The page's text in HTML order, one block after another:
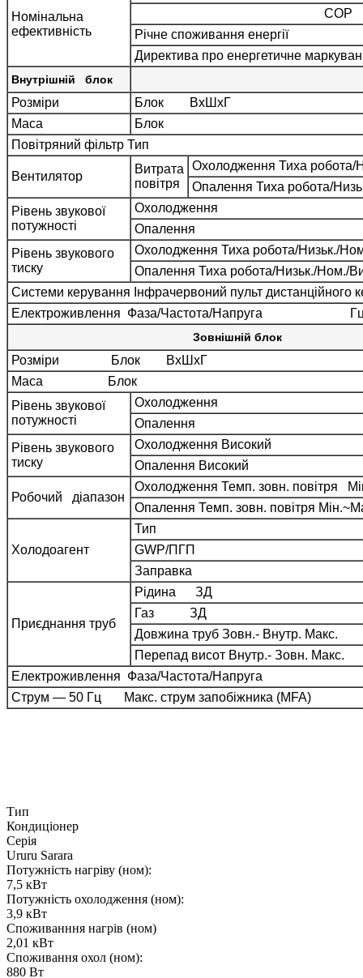
Номінальна
ефективність
COP
Річне споживання енергії
Директива про енергетичне
Внутрішній блок
Розміри
Блок ВхШхГ
Маса
Блок
Повітряний фільтр Тип
Вентилятор
Витрата
повітря
Охолодження Тиха
Опалення Тиха робота/
Рівень звукової
потужності
Охолодження
Опалення
Рівень звукового
тиску
Охолодження Тиха робота/Низьк./
Опалення Тиха робота/Низьк./Ном./
Системи керування Інфрачервоний пульт дистанційного
Електроживлення Фаза/Частота/Напруга
Зовнішній блок
Розміри Блок ВхШхГ
Маса Блок
Рівень звукової
потужності
Охолодження
Опалення
Рівень звукового
тиску
Охолодження Високий
Опалення Високий
Робочий діапазон
Охолодження Темп. зовн. повітря
Опалення Темп. зовн. повітря
Холодоагент
Тип
GWP/ПГП
Заправка
Приєднання труб
Рідина ЗД
Газ ЗД
Довжина труб Зовн.- Внутр. Макс.
Перепад висот Внутр.- Зовн. Макс.
Електроживлення Фаза/Частота/Напруга
Струм — 50 Гц Макс. струм запобіжника (MFA)
Тип
Кондиціонер
Серія
Ururu Sarara
Потужність нагріву (ном):
7,5 кВт
Потужність охолодження (ном):
3,9 кВт
Споживанння нагрів (ном)
2,01 кВт
Споживання охол (ном):
880 Вт